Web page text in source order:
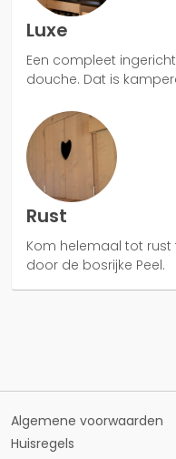
Luxe
Een compleet
douche. Dat is
Rust
Kom helemaal tot rust
door de bosrijke Peel.
Algemene voorwaarden
Huisregels